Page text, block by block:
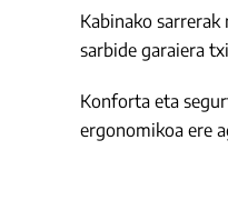
Kabinako
sarbide garaiera
Konforta eta
ergonomikoa ere